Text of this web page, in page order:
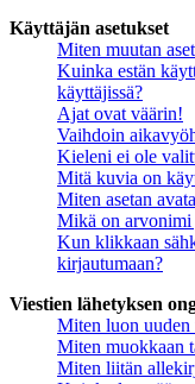
Käyttäjän asetukset
Miten muutan
Kuinka estän
käyttäjissä?
Ajat ovat väärin!
Vaihdoin
Kieleni ei ole
Mitä kuvia on
Miten asetan
Mikä on arvonimi
Kun klikkaan
kirjautumaan?
Viestien lähetyksen
Miten luon uuden
Miten muokkaan
Miten liitän